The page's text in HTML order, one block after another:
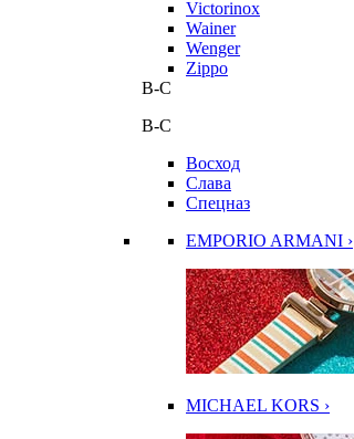
Victorinox
Wainer
Wenger
Zippo
В-С
В-С
Восход
Слава
Спецназ
EMPORIO ARMANI ›
MICHAEL KORS ›